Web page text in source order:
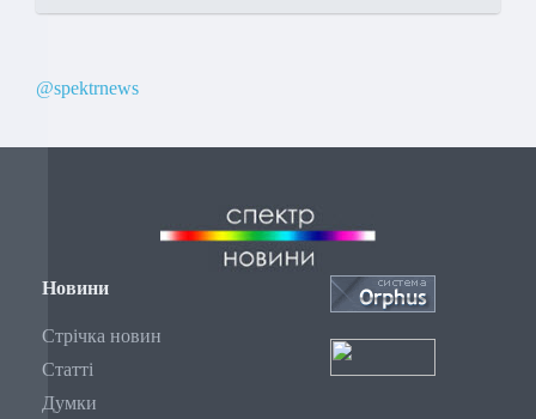
@spektrnews
Новини
Стрічка новин
Статті
Думки